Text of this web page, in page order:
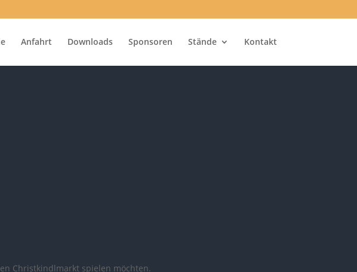
Anfahrt Downloads Sponsoren Stände Kontakt
Christkindlmarkt spielen möchten.